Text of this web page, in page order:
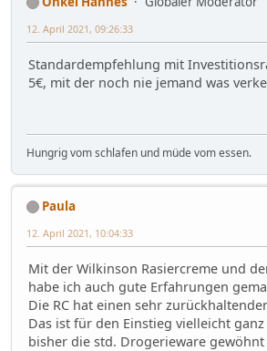
12. April 2021, 09:26:33
Standardempfehlung mit
5€, mit der noch nie jemand was
Hungrig vom schlafen und müde vom essen.
Paula
12. April 2021, 10:04:33
Mit der Wilkinson Rasiercreme und
habe ich auch gute Erfahrungen
Die RC hat einen sehr
Das ist für den Einstieg vielleicht
bisher die std. Drogerieware gewöhnt